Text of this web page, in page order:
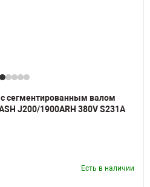
сегментированным валом
J200/1900ARH 380V S231A
Есть в наличии